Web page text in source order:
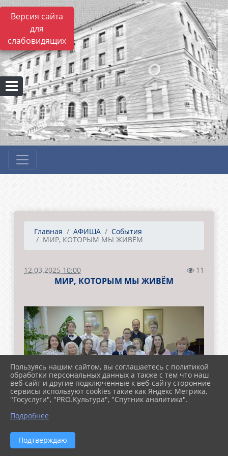
Версия сайта
для
слабовидящих
Главная АФИША
События
МИР, КОТОРЫМ МЫ ЖИВЁМ
12.03.2025 10:00 11
МИР, КОТОРЫМ МЫ ЖИВЁМ
Пользуясь нашим сайтом, вы соглашаетесь с политикой
обработки персональных данных а также с тем что наш
веб-сайт и другие подключенные к веб-сайту сторонние
сервисы используют cookies такие как Яндекс Метрика,
"Госуслуги", "PRO.Культура", "Спутник аналитика".
Подробнее
Подтверждаю